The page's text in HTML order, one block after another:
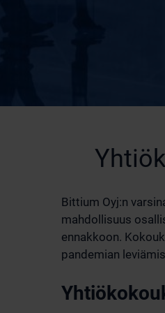
Bittium Oyj:n
mahdollisuus
ennakkoon.
pandemian